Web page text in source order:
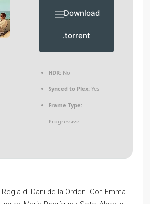
Download
.torrent
HDR: No
Synced to Plex: Yes
Frame Type:
Progressive
di Dani de la Orden. Con Emma